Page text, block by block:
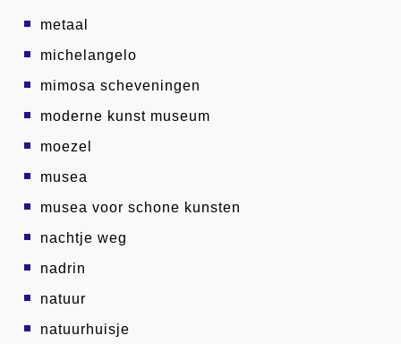
metaal
michelangelo
mimosa scheveningen
moderne kunst museum
moezel
musea
musea voor schone kunsten
nachtje weg
nadrin
natuur
natuurhuisje